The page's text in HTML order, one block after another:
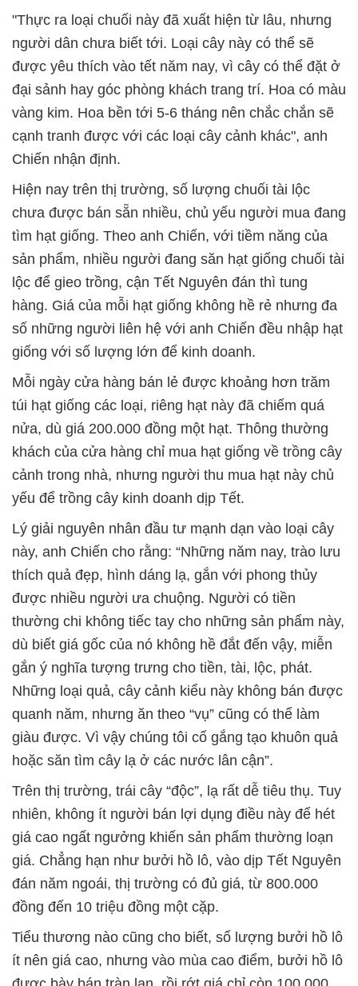
"Thực ra loại chuối này đã xuất hiện từ lâu, nhưng
người dân chưa biết tới. Loại cây này có thể sẽ
được yêu thích vào tết năm nay, vì cây có thể đặt ở
đại sảnh hay góc phòng khách trang trí. Hoa có màu
vàng kim. Hoa bền tới 5-6 tháng nên chắc chắn sẽ
cạnh tranh được với các loại cây cảnh khác", anh
Chiến nhận định.
Hiện nay trên thị trường, số lượng chuối tài lộc
chưa được bán sẵn nhiều, chủ yếu người mua đang
tìm hạt giống. Theo anh Chiến, với tiềm năng của
sản phẩm, nhiều người đang săn hạt giống chuối tài
lộc để gieo trồng, cận Tết Nguyên đán thì tung
hàng. Giá của mỗi hạt giống không hề rẻ nhưng đa
số những người liên hệ với anh Chiến đều nhập hạt
giống với số lượng lớn để kinh doanh.
Mỗi ngày cửa hàng bán lẻ được khoảng hơn trăm
túi hạt giống các loại, riêng hạt này đã chiếm quá
nửa, dù giá 200.000 đồng một hạt. Thông thường
khách của cửa hàng chỉ mua hạt giống về trồng cây
cảnh trong nhà, nhưng người thu mua hạt này chủ
yếu để trồng cây kinh doanh dịp Tết.
Lý giải nguyên nhân đầu tư mạnh dạn vào loại cây
này, anh Chiến cho rằng: “Những năm nay, trào lưu
thích quả đẹp, hình dáng lạ, gắn với phong thủy
được nhiều người ưa chuộng. Người có tiền
thường chi không tiếc tay cho những sản phẩm này,
dù biết giá gốc của nó không hề đắt đến vậy, miễn
gắn ý nghĩa tượng trưng cho tiền, tài, lộc, phát.
Những loại quả, cây cảnh kiểu này không bán được
quanh năm, nhưng ăn theo “vụ” cũng có thể làm
giàu được. Vì vậy chúng tôi cố gắng tạo khuôn quả
hoặc săn tìm cây lạ ở các nước lân cận”.
Trên thị trường, trái cây “độc”, lạ rất dễ tiêu thụ. Tuy
nhiên, không ít người bán lợi dụng điều này để hét
giá cao ngất ngưởng khiến sản phẩm thường loạn
giá. Chẳng hạn như bưởi hồ lô, vào dịp Tết Nguyên
đán năm ngoái, thị trường có đủ giá, từ 800.000
đồng đến 10 triệu đồng một cặp.
Tiểu thương nào cũng cho biết, số lượng bưởi hồ lô
ít nên giá cao, nhưng vào mùa cao điểm, bưởi hồ lô